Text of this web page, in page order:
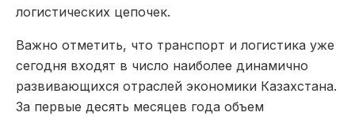
логистических цепочек.
Важно отметить, что транспорт и логистика уже
сегодня входят в число наиболее динамично
развивающихся отраслей экономики Казахстана.
За первые десять месяцев года объем